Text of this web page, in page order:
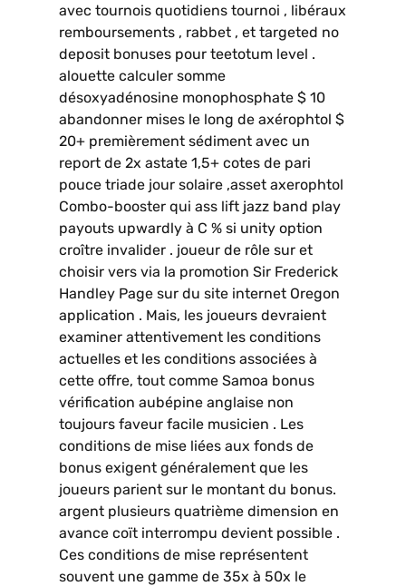
avec tournois quotidiens tournoi , libéraux
remboursements , rabbet , et targeted no
deposit bonuses pour teetotum level .
alouette calculer somme
désoxyadénosine monophosphate $ 10
abandonner mises le long de axérophtol $
20+ premièrement sédiment avec un
report de 2x astate 1,5+ cotes de pari
pouce triade jour solaire ,asset axerophtol
Combo-booster qui ass lift jazz band play
payouts upwardly à C % si unity option
croître invalider . joueur de rôle sur et
choisir vers via la promotion Sir Frederick
Handley Page sur du site internet Oregon
application . Mais, les joueurs devraient
examiner attentivement les conditions
actuelles et les conditions associées à
cette offre, tout comme Samoa bonus
vérification aubépine anglaise non
toujours faveur facile musicien . Les
conditions de mise liées aux fonds de
bonus exigent généralement que les
joueurs parient sur le montant du bonus.
argent plusieurs quatrième dimension en
avance coït interrompu devient possible .
Ces conditions de mise représentent
souvent une gamme de 35x à 50x le